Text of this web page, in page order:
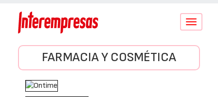
Conmutar
FARMACIA Y COSMÉTICA